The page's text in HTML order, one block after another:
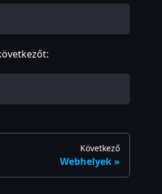
Következő
Webhelyek